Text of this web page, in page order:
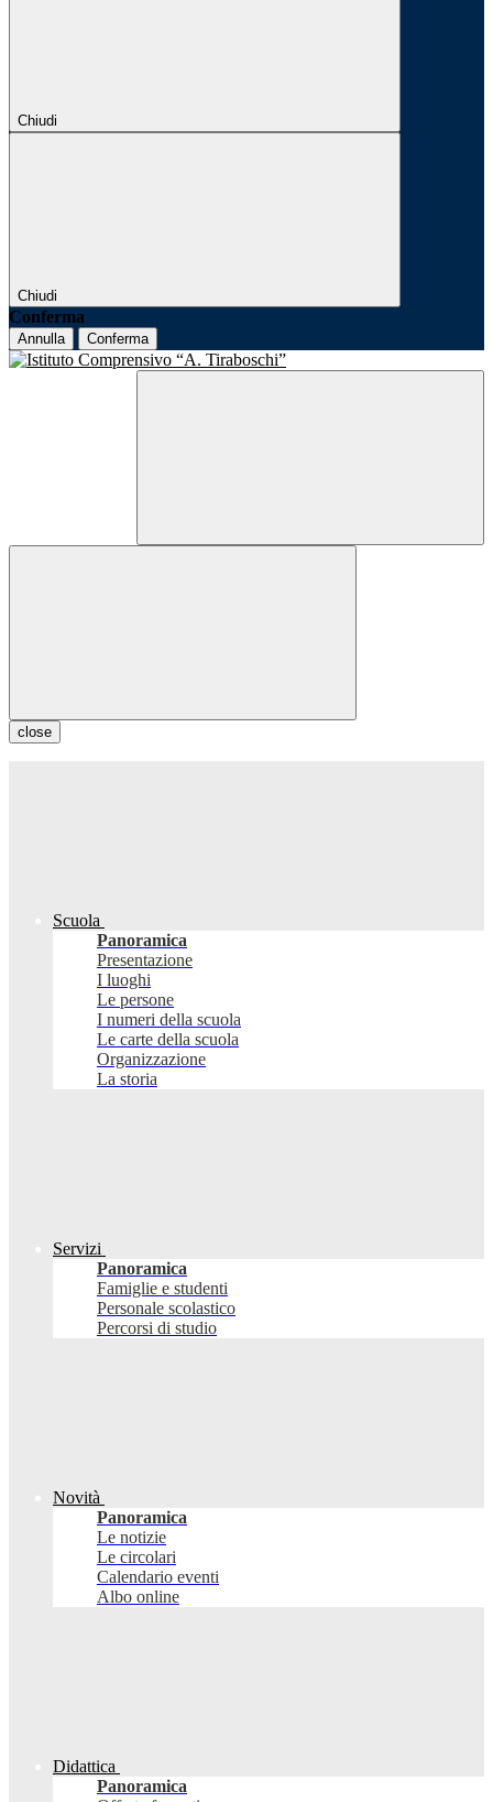
Chiudi
Chiudi
Conferma
Annulla Conferma
close
Scuola
Panoramica
Presentazione
I luoghi
Le persone
I numeri della scuola
Le carte della scuola
Organizzazione
La storia
Servizi
Panoramica
Famiglie e studenti
Personale scolastico
Percorsi di studio
Novità
Panoramica
Le notizie
Le circolari
Calendario eventi
Albo online
Didattica
Panoramica